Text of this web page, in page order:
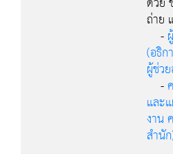
ถ่าย
-
(อธิก
ผู้ช่ว
-
และ
งาน
สำนั